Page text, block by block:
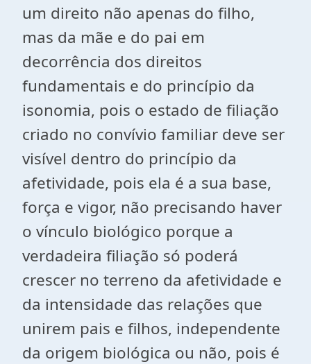
um direito não apenas do filho,
mas da mãe e do pai em
decorrência dos direitos
fundamentais e do princípio da
isonomia, pois o estado de filiação
criado no convívio familiar deve ser
visível dentro do princípio da
afetividade, pois ela é a sua base,
força e vigor, não precisando haver
o vínculo biológico porque a
verdadeira filiação só poderá
crescer no terreno da afetividade e
da intensidade das relações que
unirem pais e filhos, independente
da origem biológica ou não, pois é